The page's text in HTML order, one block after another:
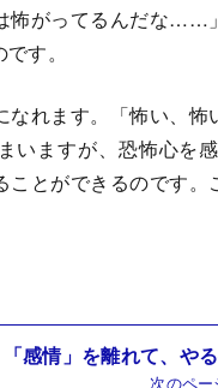
怖がってるんだな……
す。
れます。「怖い、
いますが、恐怖心を
ことができるのです
「感情」を離れて、や
次のペー